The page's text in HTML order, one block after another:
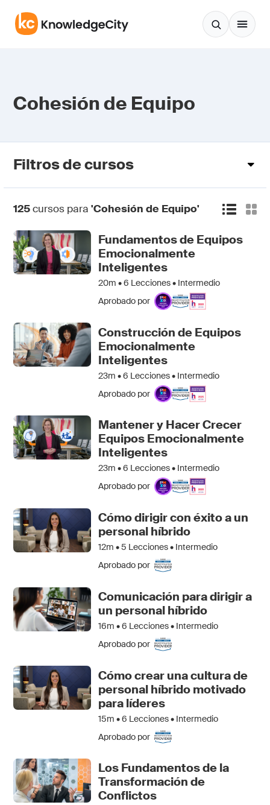
Cohesión de Equipo
Filtros de cursos
125cursos para 'Cohesión de Equipo'
Fundamentos de Equipos
Emocionalmente
Inteligentes
20m •6 Lecciones • Intermedio
Aprobado por
Construcción de Equipos
Emocionalmente
Inteligentes
23m •6 Lecciones • Intermedio
Aprobado por
Mantener y Hacer Crecer
Equipos Emocionalmente
Inteligentes
23m •6 Lecciones • Intermedio
Aprobado por
Cómo dirigir con éxito a un
personal híbrido
12m •5 Lecciones • Intermedio
Aprobado por
Comunicación para dirigir a
un personal híbrido
16m •6 Lecciones • Intermedio
Aprobado por
Cómo crear una cultura de
personal híbrido motivado
para líderes
15m •6 Lecciones • Intermedio
Aprobado por
Los Fundamentos de la
Transformación de
Conflictos